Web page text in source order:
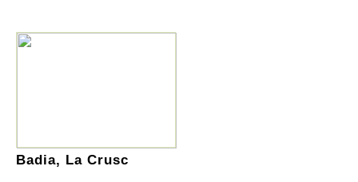
Badia, La Crusc